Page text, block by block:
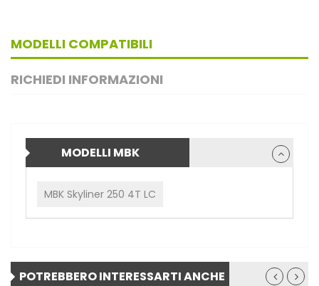
MODELLI COMPATIBILI
RICHIEDI INFORMAZIONI
MODELLI MBK
MBK Skyliner 250 4T LC
POTREBBERO INTERESSARTI ANCHE